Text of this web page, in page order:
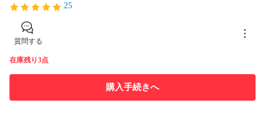
25
質問する
在庫残り3点
購入手続きへ